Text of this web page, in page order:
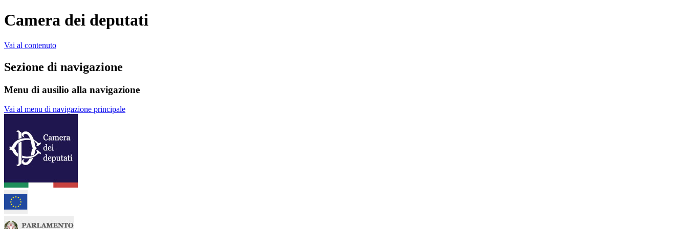
Camera dei deputati
Vai al contenuto
Sezione di navigazione
Menu di ausilio alla navigazione
Vai al menu di navigazione principale